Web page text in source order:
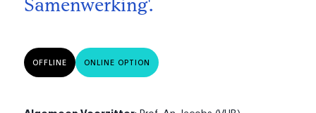
Samenwerking'.
OFFLINE ONLINE OPTION